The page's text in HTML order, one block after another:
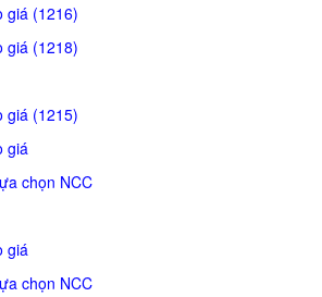
giá (1216)
giá (1218)
giá (1215)
giá
chọn NCC
giá
chọn NCC